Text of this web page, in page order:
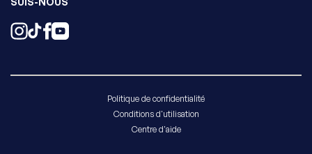
Politique de confidentialité
Conditions d'utilisation
Centre d'aide